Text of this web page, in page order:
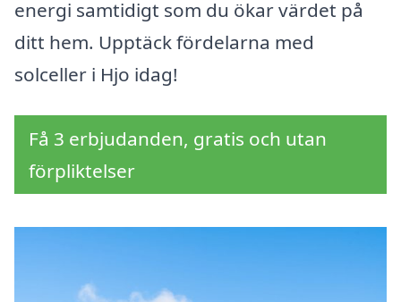
energi samtidigt som du ökar värdet på
ditt hem. Upptäck fördelarna med
solceller i Hjo idag!
Få 3 erbjudanden, gratis och utan
förpliktelser